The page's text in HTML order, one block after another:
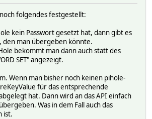
folgendes festgestellt:
kein Passwort gesetzt hat, dann gibt es
den man übergeben könnte.
bekommt man dann auch statt des
SET" angezeigt.
Wenn man bisher noch keinen pihole-
für das entsprechende
hat. Dann wird an das API einfach
Was in dem Fall auch das
ist.